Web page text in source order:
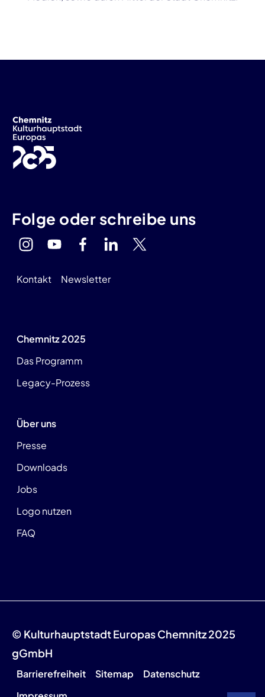
Folge oder schreibe uns
Kontakt Newsletter
Chemnitz 2025
Das Programm
Legacy-Prozess
Über uns
Presse
Downloads
Jobs
Logo nutzen
FAQ
© Kulturhauptstadt Europas Chemnitz 2025
gGmbH
Barrierefreiheit Sitemap
Datenschutz